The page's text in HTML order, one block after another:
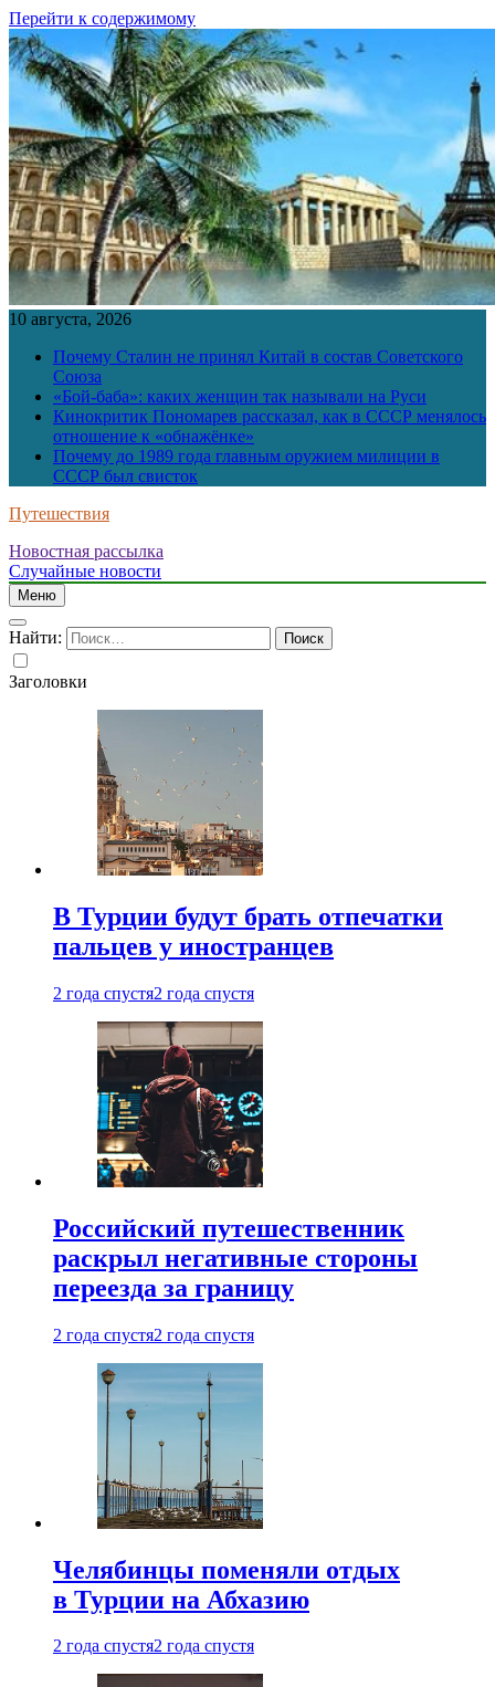
Перейти к содержимому
10 августа, 2026
Почему Сталин не принял Китай в состав Советского
Союза
«Бой-баба»: каких женщин так называли на Руси
Кинокритик Пономарев рассказал, как в СССР менялось
отношение к «обнажёнке»
Почему до 1989 года главным оружием милиции в
СССР был свисток
Путешествия
Новостная рассылка
Случайные новости
Меню
Найти:
Заголовки
В Турции будут брать отпечатки
пальцев у иностранцев
2 года спустя2 года спустя
Российский путешественник
раскрыл негативные стороны
переезда за границу
2 года спустя2 года спустя
Челябинцы поменяли отдых
в Турции на Абхазию
2 года спустя2 года спустя